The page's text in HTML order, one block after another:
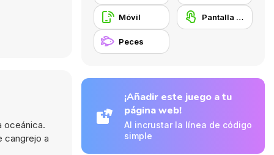
oceánica.
cangrejo a
Móvil Pantalla táctil
Peces
¡Añadir este juego a tu
página web!
Al incrustar la línea de código
simple